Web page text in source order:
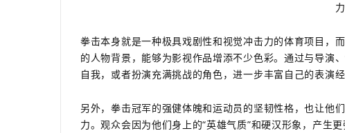
力
拳击本身就是一种极具戏剧性和视觉冲击力的体育项目，
的人物背景，能够为影视作品增添不少色彩。通过与导演
自我，或者扮演充满挑战的角色，进一步丰富自己的表演经
另外，拳击冠军的强健体魄和运动员的坚韧性格，也让他
力。观众会因为他们身上的“英雄气质”和硬汉形象，产生